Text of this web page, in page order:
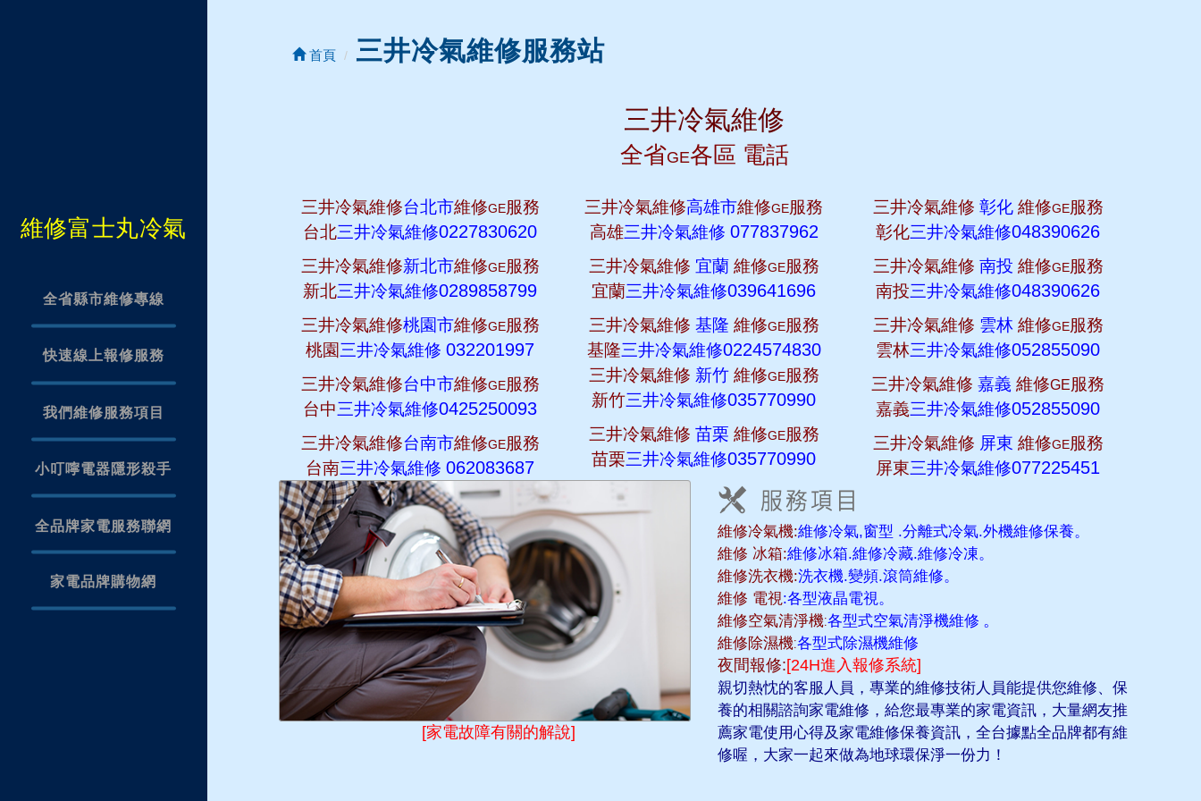
維修富士丸冷氣
全省縣市維修專線
快速線上報修服務
我們維修服務項目
小叮嚀電器隱形殺手
全品牌家電服務聯網
家電品牌購物網
首頁 三井冷氣維修服務站
三井冷氣維修
全省GE各區 電話
三井冷氣維修台北市維修GE服務
台北三井冷氣維修0227830620
三井冷氣維修新北市維修GE服務
新北三井冷氣維修0289858799
三井冷氣維修桃園市維修GE服務
桃園三井冷氣維修032201997
三井冷氣維修台中市維修GE服務
台中三井冷氣維修0425250093
三井冷氣維修台南市維修GE服務
台南三井冷氣維修062083687
三井冷氣維修高雄市維修GE服務
高雄三井冷氣維修 077837962
三井冷氣維修 宜蘭 維修GE服務
宜蘭三井冷氣維修039641696
三井冷氣維修 基隆 維修GE服務
基隆三井冷氣維修0224574830
三井冷氣維修 新竹 維修GE服務
新竹三井冷氣維修035770990
三井冷氣維修 苗栗 維修GE服務
苗栗三井冷氣維修035770990
三井冷氣維修 彰化 維修GE服務
彰化三井冷氣維修048390626
三井冷氣維修 南投 維修GE服務
南投三井冷氣維修048390626
三井冷氣維修 雲林 維修GE服務
雲林三井冷氣維修052855090
三井冷氣維修嘉義維修GE服務
嘉義三井冷氣維修052855090
三井冷氣維修 屏東 維修GE服務
屏東三井冷氣維修077225451
[家電故障有關的解說]
維修冷氣機:維修冷氣,窗型 .分離式冷氣.外機維修保養。
維修 冰箱:維修冰箱.維修冷藏.維修冷凍。
維修洗衣機:洗衣機.變頻.滾筒維修。
維修 電視:各型液晶電視。
維修空氣清淨機:各型式空氣清淨機維修 。
維修除濕機:各型式除濕機維修
夜間報修:[24H進入報修系統]
親切熱忱的客服人員，專業的維修技術人員能提供您維修、保
養的相關諮詢家電維修，給您最專業的家電資訊，大量網友推
薦家電使用心得及家電維修保養資訊，全台據點全品牌都有維
修喔，大家一起來做為地球環保淨一份力！